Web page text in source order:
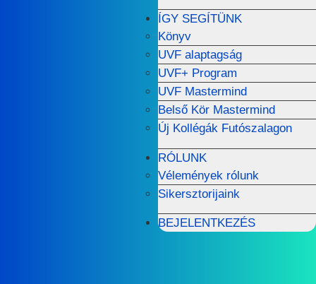
ÍGY SEGÍTÜNK
Könyv
UVF alaptagság
UVF+ Program
UVF Mastermind
Belső Kör Mastermind
Új Kollégák Futószalagon
RÓLUNK
Vélemények rólunk
Sikersztorijaink
BEJELENTKEZÉS